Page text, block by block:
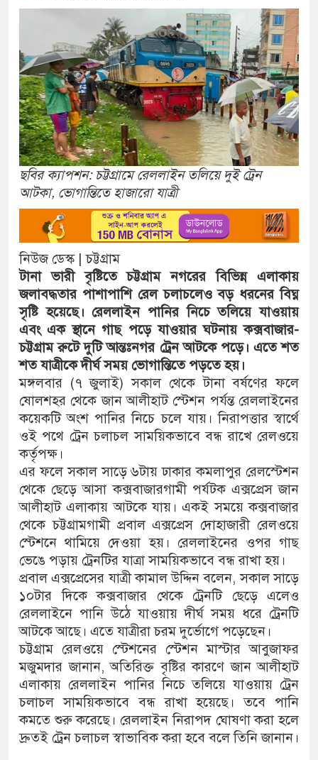
ছবির ক্যাপশন: চট্টগ্রামে রেললাইন তলিয়ে দুই ট্রেন
আটকা, ভোগান্তিতে হাজারো যাত্রী
নিউজ ডেস্ক | চট্টগ্রাম
টানা ভারী বৃষ্টিতে চট্টগ্রাম নগরের বিভিন্ন এলাকায়
জলাবদ্ধতার পাশাপাশি রেল চলাচলেও বড় ধরনের বিঘ্ন
সৃষ্টি হয়েছে। রেললাইন পানির নিচে তলিয়ে যাওয়ায়
এবং এক স্থানে গাছ পড়ে যাওয়ার ঘটনায় কক্সবাজার-
চট্টগ্রাম রুটে দুটি আন্তঃনগর ট্রেন আটকে পড়ে। এতে শত
শত যাত্রীকে দীর্ঘ সময় ভোগান্তিতে পড়তে হয়।
মঙ্গলবার (৭ জুলাই) সকাল থেকে টানা বর্ষণের ফলে
ষোলশহর থেকে জান আলীহাট স্টেশন পর্যন্ত রেললাইনের
কয়েকটি অংশ পানির নিচে চলে যায়। নিরাপত্তার স্বার্থে
ওই পথে ট্রেন চলাচল সাময়িকভাবে বন্ধ রাখে রেলওয়ে
কর্তৃপক্ষ।
এর ফলে সকাল সাড়ে ৬টায় ঢাকার কমলাপুর রেলস্টেশন
থেকে ছেড়ে আসা কক্সবাজারগামী পর্যটক এক্সপ্রেস জান
আলীহাট এলাকায় আটকে যায়। একই সময়ে কক্সবাজার
থেকে চট্টগ্রামগামী প্রবাল এক্সপ্রেস দোহাজারী রেলওয়ে
স্টেশনে থামিয়ে দেওয়া হয়। রেললাইনের ওপর গাছ
ভেঙে পড়ায় ট্রেনটির যাত্রা সাময়িকভাবে বন্ধ রাখা হয়।
প্রবাল এক্সপ্রেসের যাত্রী কামাল উদ্দিন বলেন, সকাল সাড়ে
১০টার দিকে কক্সবাজার থেকে ট্রেনটি ছেড়ে এলেও
রেললাইনে পানি উঠে যাওয়ায় দীর্ঘ সময় ধরে ট্রেনটি
আটকে আছে। এতে যাত্রীরা চরম দুর্ভোগে পড়েছেন।
চট্টগ্রাম রেলওয়ে স্টেশনের স্টেশন মাস্টার আবুজাফর
মজুমদার জানান, অতিরিক্ত বৃষ্টির কারণে জান আলীহাট
এলাকায় রেললাইন পানির নিচে তলিয়ে যাওয়ায় ট্রেন
চলাচল সাময়িকভাবে বন্ধ রাখা হয়েছে। তবে পানি
কমতে শুরু করেছে। রেললাইন নিরাপদ ঘোষণা করা হলে
দ্রুতই ট্রেন চলাচল স্বাভাবিক করা হবে বলে তিনি জানান।